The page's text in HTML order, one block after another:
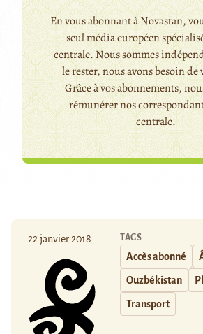
En vous abonnant à Novastan,
seul média européen
centrale. Nous sommes
le rester, nous avons besoin de
Grâce à vos abonnements,
rémunérer nos
centrale.
22 janvier 2018 TAGS
Accès abonné
Ouzbékistan
Transport